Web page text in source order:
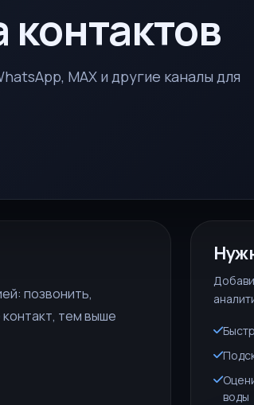
MAX и другие каналы для
позвонить,
тем выше
воды